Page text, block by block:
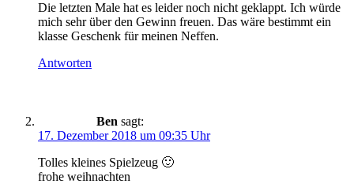
Die letzten Male hat es leider noch nicht geklappt. Ich würde
mich sehr über den Gewinn freuen. Das wäre bestimmt ein
klasse Geschenk für meinen Neffen.
Antworten
Ben sagt:
17. Dezember 2018 um 09:35 Uhr
Tolles kleines Spielzeug 🙂
frohe weihnachten